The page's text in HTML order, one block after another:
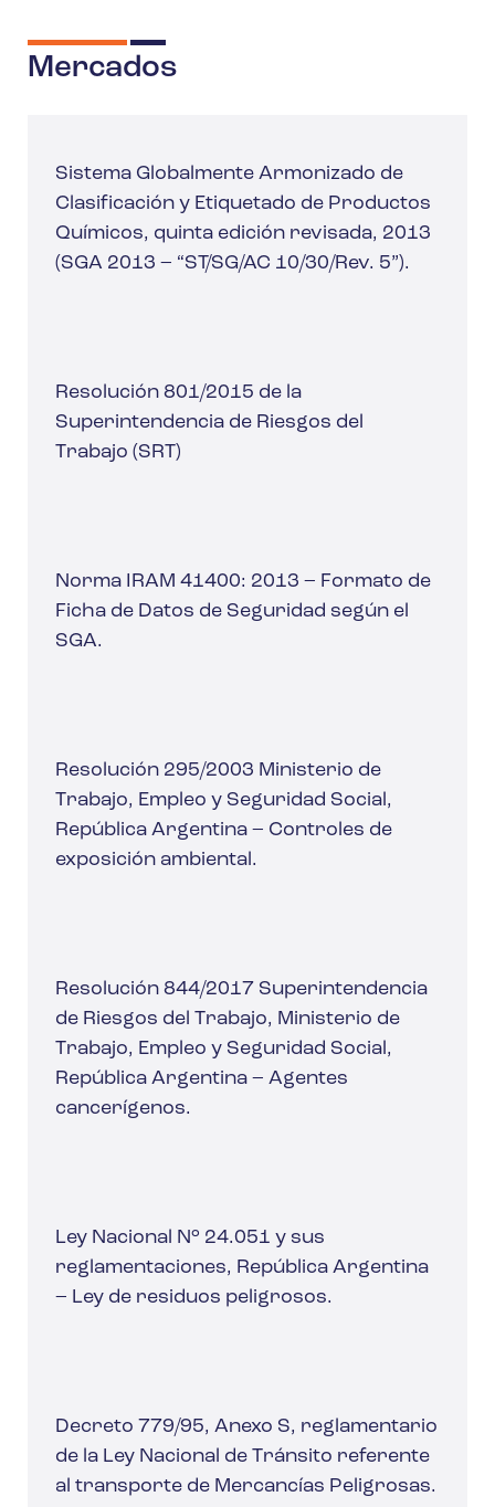
Mercados
Sistema Globalmente Armonizado de
Clasificación y Etiquetado de Productos
Químicos, quinta edición revisada, 2013
(SGA 2013 – “ST/SG/AC 10/30/Rev. 5”).
Resolución 801/2015 de la
Superintendencia de Riesgos del
Trabajo (SRT)
Norma IRAM 41400: 2013 – Formato de
Ficha de Datos de Seguridad según el
SGA.
Resolución 295/2003 Ministerio de
Trabajo, Empleo y Seguridad Social,
República Argentina – Controles de
exposición ambiental.
Resolución 844/2017 Superintendencia
de Riesgos del Trabajo, Ministerio de
Trabajo, Empleo y Seguridad Social,
República Argentina – Agentes
cancerígenos.
Ley Nacional N° 24.051 y sus
reglamentaciones, República Argentina
– Ley de residuos peligrosos.
Decreto 779/95, Anexo S, reglamentario
de la Ley Nacional de Tránsito referente
al transporte de Mercancías Peligrosas.